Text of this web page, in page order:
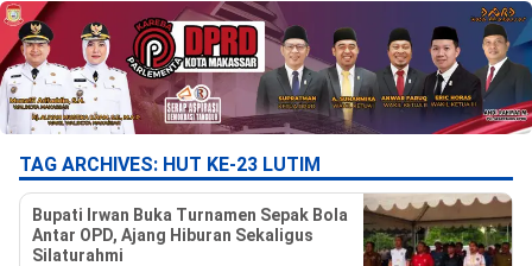
TAG ARCHIVES: HUT KE-23 LUTIM
Bupati Irwan Buka Turnamen Sepak Bola
Antar OPD, Ajang Hiburan Sekaligus
Silaturahmi